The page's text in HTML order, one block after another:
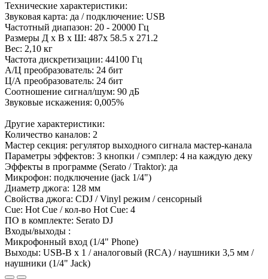
Технические характеристики:
Звуковая карта: да / подключение: USB
Частотный диапазон: 20 - 20000 Гц
Размеры Д х В х Ш: 487x 58.5 x 271.2
Вес: 2,10 кг
Частота дискретизации: 44100 Гц
А/Ц преобразователь: 24 бит
Ц/А преобразователь: 24 бит
Соотношение сигнал/шум: 90 дБ
Звуковые искажения: 0,005%
Другие характеристики:
Количество каналов: 2
Мастер секция: регулятор выходного сигнала мастер-канала
Параметры эффектов: 3 кнопки / сэмплер: 4 на каждую деку
Эффекты в программе (Serato / Traktor): да
Микрофон: подключение (jack 1/4")
Диаметр джога: 128 мм
Свойства джога: CDJ / Vinyl режим / сенсорный
Cue: Hot Cue / кол-во Hot Cue: 4
ПО в комплекте: Serato DJ
Входы/выходы :
Микрофонный вход (1/4" Phone)
Выходы: USB-B x 1 / аналоговый (RCA) / наушники 3,5 мм /
наушники (1/4" Jack)